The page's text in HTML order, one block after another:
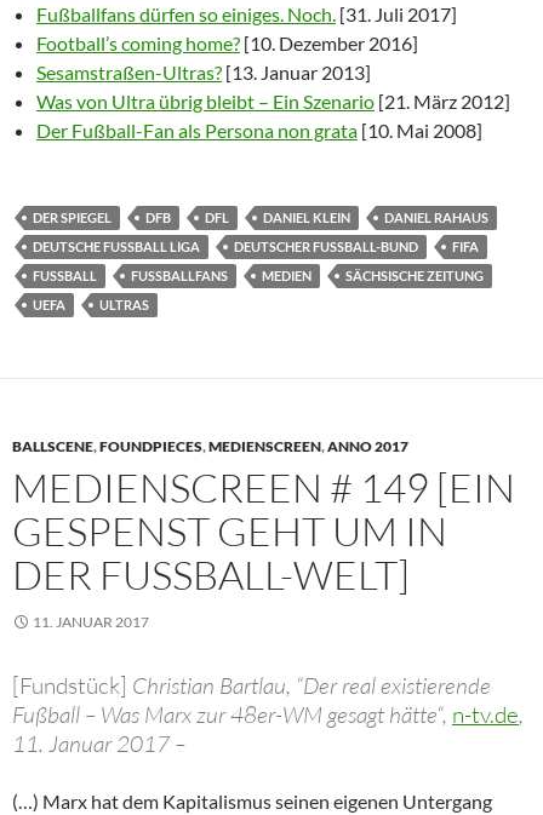
Fußballfans dürfen so einiges. Noch. [31. Juli 2017]
Football’s coming home? [10. Dezember 2016]
Sesamstraßen-Ultras? [13. Januar 2013]
Was von Ultra übrig bleibt – Ein Szenario [21. März 2012]
Der Fußball-Fan als Persona non grata [10. Mai 2008]
DER SPIEGEL DFB DFL DANIEL KLEIN
DANIEL RAHAUS
DEUTSCHE FUSSBALL LIGA
DEUTSCHER FUSSBALL-BUND
FIFA
FUSSBALL
FUSSBALLFANS MEDIEN
SÄCHSISCHE ZEITUNG
UEFA
ULTRAS
BALLSCENE,FOUNDPIECES,MEDIENSCREEN,ANNO 2017
MEDIENSCREEN # 149 [EIN
GESPENST GEHT UM IN
DER FUSSBALL-WELT]
11. JANUAR 2017
[Fundstück] Christian Bartlau, “Der real existierende
Fußball – Was Marx zur 48er-WM gesagt hätte“, n-tv.de,
11. Januar 2017 –
(…) Marx hat dem Kapitalismus seinen eigenen Untergang